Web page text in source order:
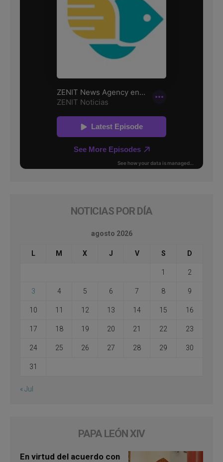
NOTICIAS POR DÍA
agosto 2026
L M X J V S D
1 2
3 4 5 6 7 8 9
10 11 12 13 14 15 16
17 18 19 20 21 22 23
24 25 26 27 28 29 30
31
« Jul
PAPA LEÓN XIV
En virtud del acuerdo con